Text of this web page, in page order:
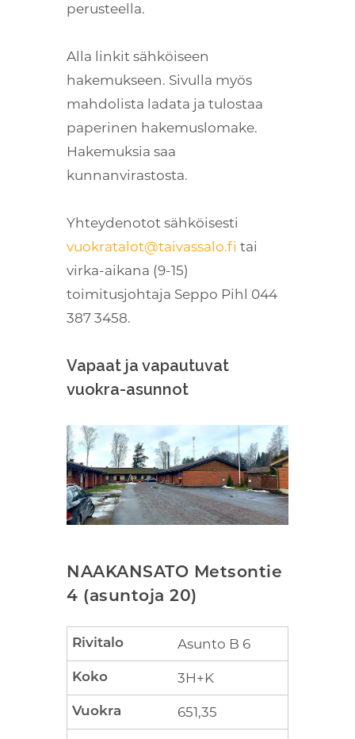
perusteella.
Alla linkit sähköiseen
hakemukseen. Sivulla myös
mahdolista ladata ja tulostaa
paperinen hakemuslomake.
Hakemuksia saa
kunnanvirastosta.
Yhteydenotot sähköisesti
vuokratalot@taivassalo.fi tai
virka-aikana (9-15)
toimitusjohtaja Seppo Pihl 044
387 3458.
Vapaat ja vapautuvat
vuokra-asunnot
NAAKANSATO Metsontie
4 (asuntoja 20)
Asunto B 6
3H+K
651,35